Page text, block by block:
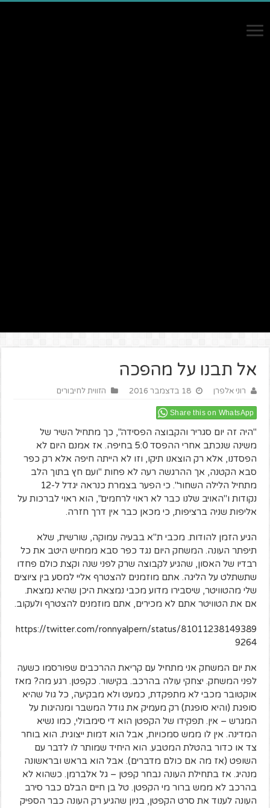
אל תבנו על מהפכה
רוני אלפרן 18 בדצמבר 2016 הזווית לחיבורים
Share this on WhatsApp
"היה זה יום סגריר והקבוצה הפסידה", כך מתחיל השיר של
משינה שנכתב אחרי ההפסד 5:0 בחיפה. אז אמנם היום לא
הפסדנו, אלא רק הוצאנו תיקו, וזו לא הייתה חיפה אלא רק כפר
סבא הקטנה, אך ההרגשה רעה לא פחות "ועם חץ בתוך הלב
מתחיל הלילה השחור". כי הפער בצמרת כנראה יגדל ל-12
נקודות ו"האויב שלנו כבר לא ראוי לרחמים", הוא ראוי לברכות על
אליפות שניה ברציפות, כי מכאן כבר אין דרך חזרה.
הגיע הזמן להודות. מכבי ת"א בבעיה עמוקה, שורשית, שלא
תיפתר העונה. המשחק היום נגד כפר סבא ממחיש היטב את כל
רבדיו של האסון, שהגיע לקבוצה שרק לפני שנה וקצת כולם פחדו
שתשתלט על הליגה. אתם מוזמנים להצטרף אליי למסע בין ציוצים
שלי מהטוויטר, שיסבירו מדוע מכבי נמצאת היכן שהיא נמצאת.
אם את הטוויטר אתם לא מכירים, אתם מוזמנים להצטרף ולעקוב.
https://twitter.com/ronnyalpern/status/81011238149389
9264
את יום המשחק אני מתחיל עם קריאת ההרכבים שפורסמו כשעה
לפני המשחק. יצחקי עולה בהרכב. בקישור. כקפטן. רגע מה? מאז
אוקטובר מכבי לא מתפקדת, כמעט ולא מבקיעה, כל גול שהיא
סופגת (והיא סופגת) רק מעמיק את גודל המשבר ומנהיגות על
המגרש – אין. תפקידו של הקפטן הוא די סימבולי, כמו נשיא
המדינה. אין לו ממש סמכויות, אבל הוא דמות ייצוגית. הוא בוחר
צד או כדור בהטלת המטבע. הוא היחיד שמותר לו לדבר עם
השופט (אז מה אם כולם מדברים). אבל הוא בראש ובראשונה
מנהיג. אז בתחילת העונה נבחר קפטן – גל אלברמן. כשהוא לא
בהרכב לא ממש ברור מי הקפטן. טל בן חיים הבלם כבר סירב
העונה לענוד את סרט הקפטן, בניון שהגיע רק העונה כבר הספיק